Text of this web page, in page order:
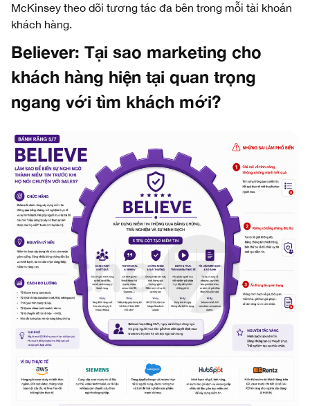
McKinsey theo dõi tương tác đa bên trong mỗi tài khoản
khách hàng.
Believer: Tại sao marketing cho
khách hàng hiện tại quan trọng
ngang với tìm khách mới?